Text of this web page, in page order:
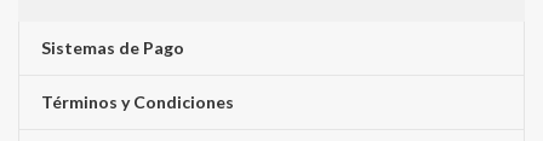
Sistemas de Pago
Términos y Condiciones